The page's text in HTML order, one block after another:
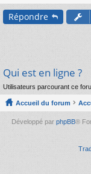
Répondre
Qui est en ligne ?
Utilisateurs parcourant ce
Accueil du forum
Développé par phpBB®